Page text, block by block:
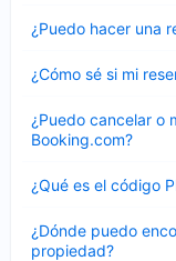
¿Puedo hacer una
cerrado
¿Cómo sé si mi
cerrado
¿Puedo cancelar o
Booking.com?
cerrado
¿Qué es el código
cerrado
¿Dónde puedo
propiedad?
cerrado